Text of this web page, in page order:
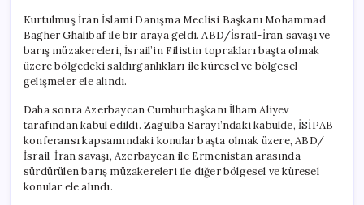
Kurtulmuş İran İslami Danışma Meclisi Başkanı Mohammad
Bagher Ghalibaf ile bir araya geldi. ABD/İsrail-İran savaşı ve
barış müzakereleri, İsrail’in Filistin toprakları başta olmak
üzere bölgedeki saldırganlıkları ile küresel ve bölgesel
gelişmeler ele alındı.
Daha sonra Azerbaycan Cumhurbaşkanı İlham Aliyev
tarafından kabul edildi. Zagulba Sarayı’ndaki kabulde, İSİPAB
konferansı kapsamındaki konular başta olmak üzere, ABD/
İsrail-İran savaşı, Azerbaycan ile Ermenistan arasında
sürdürülen barış müzakereleri ile diğer bölgesel ve küresel
konular ele alındı.